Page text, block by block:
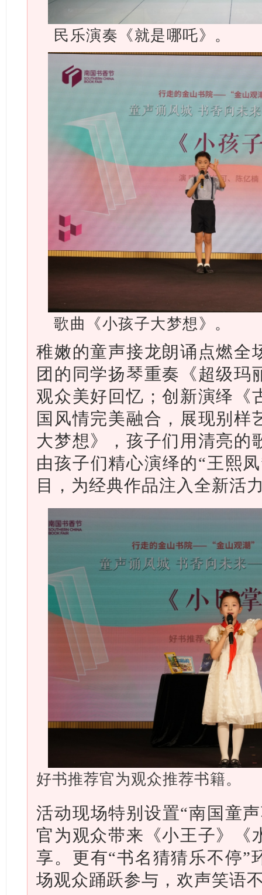
民乐演奏《就是哪吒》。
歌曲《小孩子大梦想》。
稚嫩的童声接龙朗诵点燃全
团的同学扬琴重奏《超级玛
观众美好回忆；创新演绎《
国风情完美融合，展现别样
大梦想》，孩子们用清亮的
由孩子们精心演绎的“王熙
目，为经典作品注入全新活
好书推荐官为观众推荐书籍。
活动现场特别设置“南国童
官为观众带来《小王子》《
享。更有“书名猜猜乐不停”
场观众踊跃参与，欢声笑语